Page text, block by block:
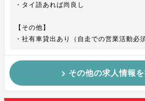
・タイ語あれば尚良し
【その他】
・社有車貸出あり（自走での営業活動必
その他の求人情報